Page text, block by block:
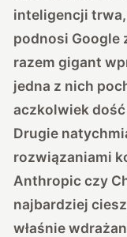
inteligencji
podnosi Google
razem gigant
jedna z nich
aczkolwiek
Drugie
rozwiązaniami
Anthropic czy
najbardziej
właśnie